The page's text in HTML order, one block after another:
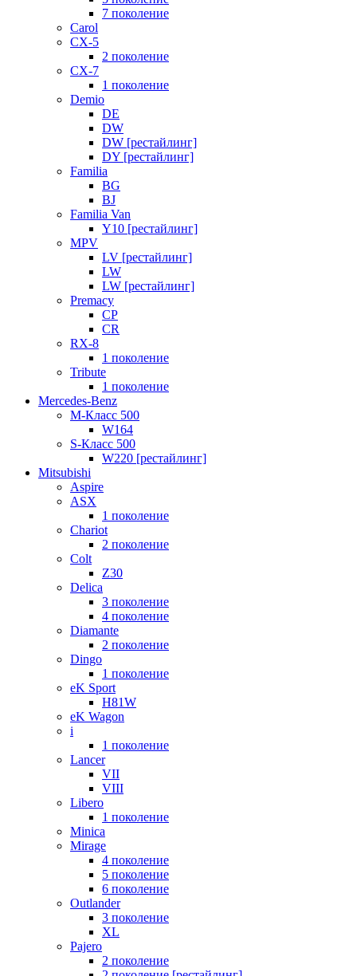
7 поколение
Carol
CX-5
2 поколение
CX-7
1 поколение
Demio
DE
DW
DW [рестайлинг]
DY [рестайлинг]
Familia
BG
BJ
Familia Van
Y10 [рестайлинг]
MPV
LV [рестайлинг]
LW
LW [рестайлинг]
Premacy
CP
CR
RX-8
1 поколение
Tribute
1 поколение
Mercedes-Benz
M-Класс 500
W164
S-Класс 500
W220 [рестайлинг]
Mitsubishi
Aspire
ASX
1 поколение
Chariot
2 поколение
Colt
Z30
Delica
3 поколение
4 поколение
Diamante
2 поколение
Dingo
1 поколение
eK Sport
H81W
eK Wagon
i
1 поколение
Lancer
VII
VIII
Libero
1 поколение
Minica
Mirage
4 поколение
5 поколение
6 поколение
Outlander
3 поколение
XL
Pajero
2 поколение